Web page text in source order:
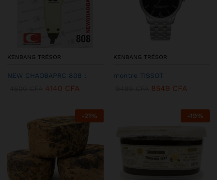
KENBANG TRÉSOR
NEW CHAOBAPRC 808 :
4140 CFA
KENBANG TRÉSOR
montre TISSOT
8549 CFA
-21% -19%